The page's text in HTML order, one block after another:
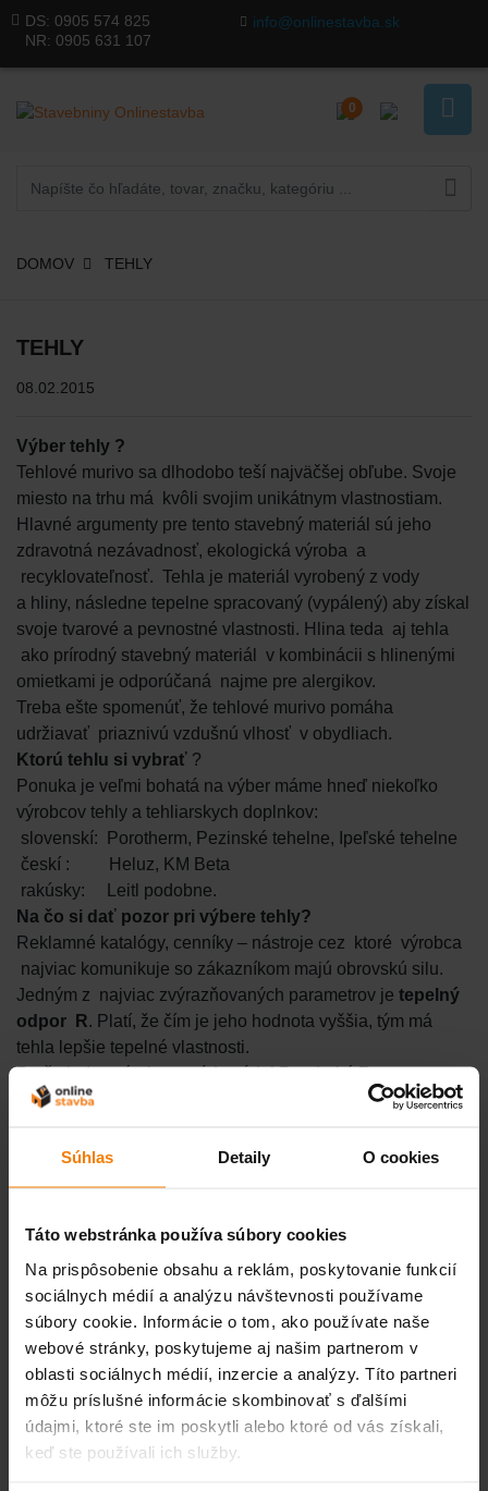
Súhlas Detaily O cookies
Táto webstránka používa súbory cookies
Na prispôsobenie obsahu a reklám, poskytovanie funkcií
sociálnych médií a analýzu návštevnosti používame
súbory cookie. Informácie o tom, ako používate naše
webové stránky, poskytujeme aj našim partnerom v
oblasti sociálnych médií, inzercie a analýzy. Títo partneri
môžu príslušné informácie skombinovať s ďalšími
údajmi, ktoré ste im poskytli alebo ktoré od vás získali,
keď ste používali ich služby.
DS: 0905 574 825
NR: 0905 631 107
info@onlinestavba.sk
0
DOMOV TEHLY
TEHLY
08.02.2015
Výber tehly ?
Tehlové murivo sa dlhodobo teší najväčšej obľube. Svoje
miesto na trhu má kvôli svojim unikátnym vlastnostiam.
Hlavné argumenty pre tento stavebný materiál sú jeho
zdravotná nezávadnosť, ekologická výroba a
recyklovateľnosť. Tehla je materiál vyrobený z vody
a hliny, následne tepelne spracovaný (vypálený) aby získal
svoje tvarové a pevnostné vlastnosti. Hlina teda aj tehla
ako prírodný stavebný materiál v kombinácii s hlinenými
omietkami je odporúčaná najme pre alergikov.
Treba ešte spomenúť, že tehlové murivo pomáha
udržiavať priaznivú vzdušnú vlhosť v obydliach.
Ktorú tehlu si vybrať ?
Ponuka je veľmi bohatá na výber máme hneď niekoľko
výrobcov tehly a tehliarskych doplnkov:
slovenskí: Porotherm, Pezinské tehelne, Ipeľské tehelne
českí : Heluz, KM Beta
rakúsky: Leitl podobne.
Na čo si dať pozor pri výbere tehly?
Reklamné katalógy, cenníky – nástroje cez ktoré výrobca
najviac komunikuje so zákazníkom majú obrovskú silu.
Jedným z najviac zvýrazňovaných parametrov je tepelný
odpor R. Platí, že čím je jeho hodnota vyššia, tým má
tehla lepšie tepelné vlastnosti.
Prečo jeden výrobca uvádza údaj R a druhýR .
-Rje tepelný odpor konštrukcie pri jej bežnej relatívnej
je tepelný odpor pri nulovej relatívnej vlhkosti.
o 16%.
českých výrobcov. Ktovie prečo ?
V našom obchode ponúkame predaj tehly cez partnerské
predajne. Uprednostňujeme slovenských výrobcov, hlavne
z dvôvodov kvality, spolahlivého servisu a poskytovaných
záruk pre zákazníka.